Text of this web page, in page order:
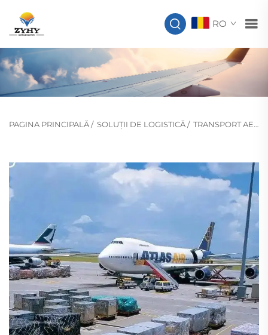
RO
PAGINA PRINCIPALĂ/ SOLUȚII DE LOGISTICĂ/ TRANSPORT AERIAN